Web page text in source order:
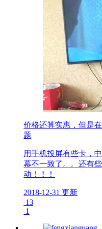
价格还算实惠，但是
题
用手机投屏有些卡，
幕不一致了。。还有
动！！！
2018-12-31 更新
13
1